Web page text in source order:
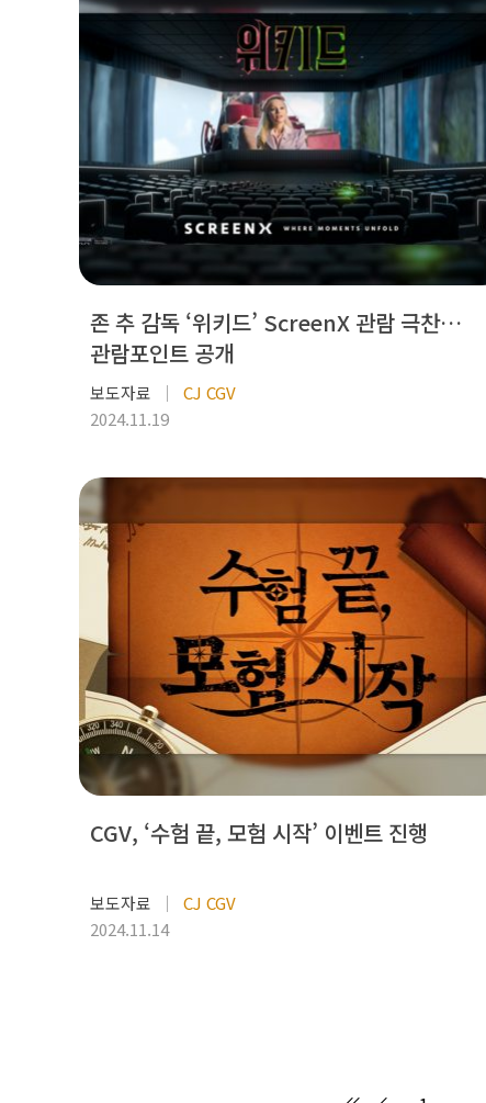
존 추 감독 ‘위키드’ ScreenX 관람 극찬…
관람포인트 공개
보도자료
CJ CGV
2024.11.19
CGV, ‘수험 끝, 모험 시작’ 이벤트 진행
보도자료
CJ CGV
2024.11.14